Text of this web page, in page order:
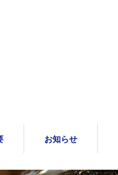
お知らせ